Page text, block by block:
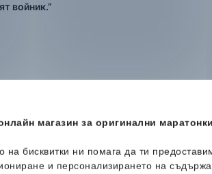
магазин за оригинални
на бисквитки ни помага да ти
и персонализирането на
войник.”